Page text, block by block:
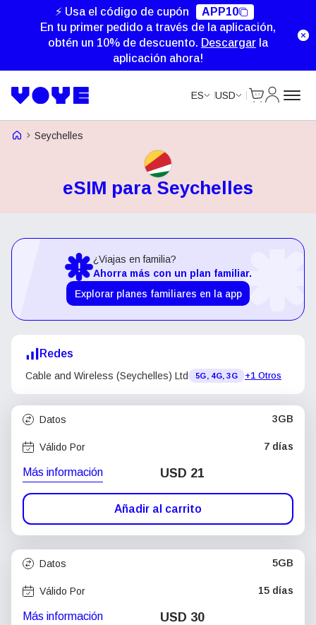
⚡ Usa el código de cupón
APP10
En tu primer pedido a través de la aplicación,
obtén un 10% de descuento. Descargar la
aplicación ahora!
ES USD
Voye Homepage
Seychelles
eSIM para Seychelles
¿Viajas en familia?
Ahorra más con un plan familiar.
Explorar planes familiares en la app
Redes
Cable and Wireless (Seychelles) Ltd 5G, 4G, 3G +1 Otros
Datos 3GB
Válido Por 7 días
Más información USD 21
Añadir al carrito
Datos 5GB
Válido Por 15 días
Más información USD 30